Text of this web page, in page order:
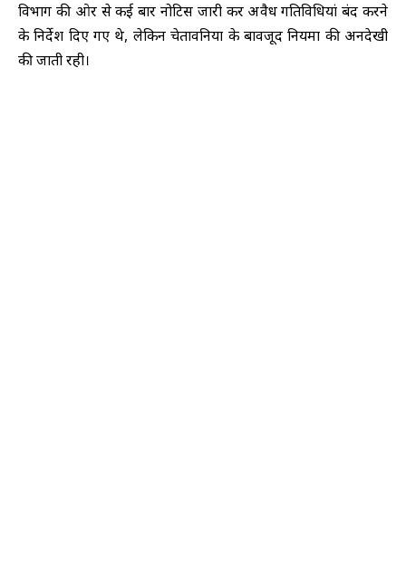
विभाग की ओर से कई बार नोटिस जारी कर अवैध गतिविधियां बंद करने
के निर्देश दिए गए थे, लेकिन चेतावनियों के बावजूद नियमों की अनदेखी
की जाती रही।